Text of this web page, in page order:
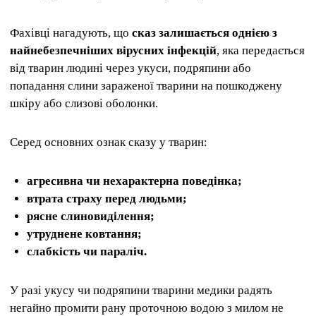
Фахівці нагадують, що сказ залишається однією з
найнебезпечніших вірусних інфекцій, яка передається
від тварин людині через укуси, подряпини або
попадання слини зараженої тварини на пошкоджену
шкіру або слизові оболонки.
Серед основних ознак сказу у тварин:
агресивна чи нехарактерна поведінка;
втрата страху перед людьми;
рясне слиновиділення;
утруднене ковтання;
слабкість чи параліч.
У разі укусу чи подряпини тварини медики радять
негайно промити рану проточною водою з милом не